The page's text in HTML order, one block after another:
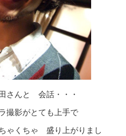
さんと 会話・・・
撮影がとても上手で
ゃくちゃ 盛り上がりまし